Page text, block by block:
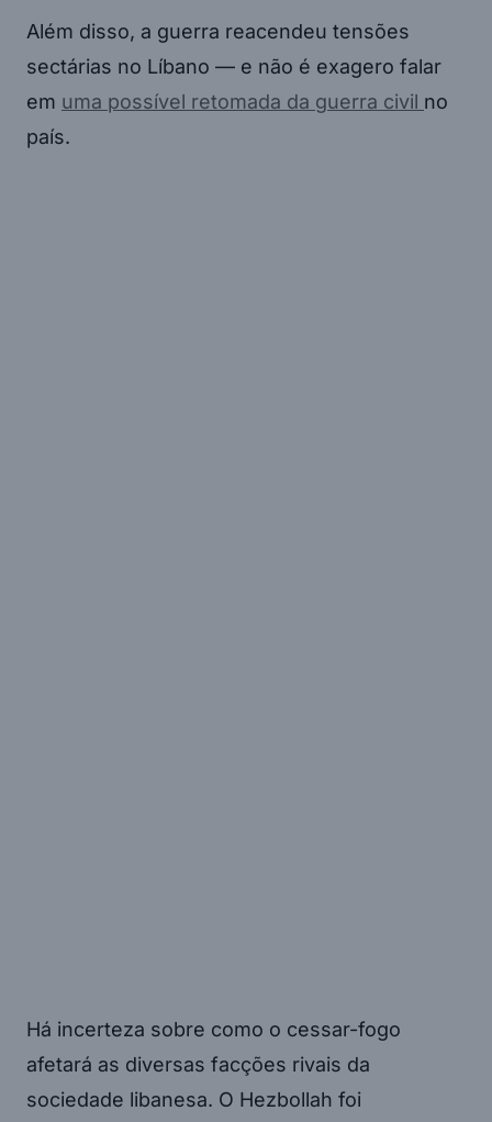
Além disso, a guerra reacendeu tensões
sectárias no Líbano — e não é exagero falar
em uma possível retomada da guerra civil no
país.
Há incerteza sobre como o cessar-fogo
afetará as diversas facções rivais da
sociedade libanesa. O Hezbollah foi